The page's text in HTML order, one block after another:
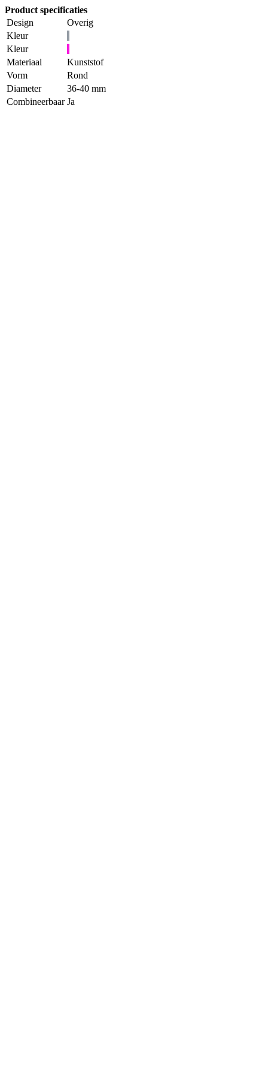
Product specificaties
Design
Overig
Kleur
Kleur
Materiaal
Kunststof
Vorm
Rond
Diameter
36-40 mm
Combineerbaar Ja